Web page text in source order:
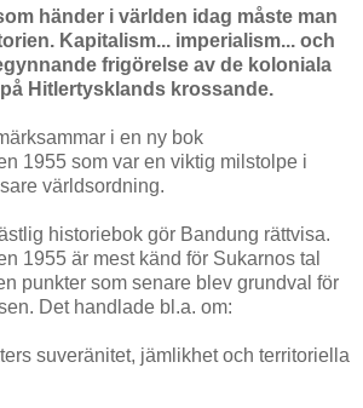
händer i världen idag måste man
Kapitalism... imperialism... och
frigörelse av de koloniala
Hitlertysklands krossande.
i en ny bok
1955 som var en viktig milstolpe i
världsordning.
historiebok gör Bandung rättvisa.
1955 är mest känd för Sukarnos tal
punkter som senare blev grundval för
Det handlade bl.a. om:
suveränitet, jämlikhet och territoriella